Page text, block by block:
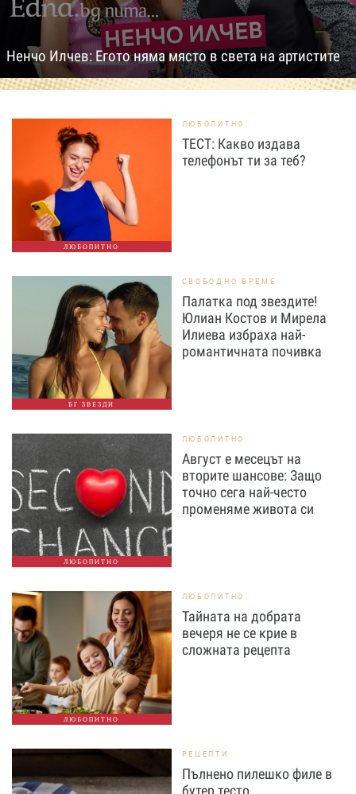
Ненчо Илчев: Егото няма място в света на артистите
ЛЮБОПИТНО
ЛЮБОПИТНО
ТЕСТ: Какво издава
телефонът ти за теб?
БГ ЗВЕЗДИ
СВОБОДНО ВРЕМЕ
Палатка под звездите!
Юлиан Костов и Мирела
Илиева избраха най-
романтичната почивка
ЛЮБОПИТНО
ЛЮБОПИТНО
Август е месецът на
вторите шансове: Защо
точно сега най-често
променяме живота си
ЛЮБОПИТНО
ЛЮБОПИТНО
Тайната на добрата
вечеря не се крие в
сложната рецепта
РЕЦЕПТИ
Пълнено пилешко филе в
бутер тесто